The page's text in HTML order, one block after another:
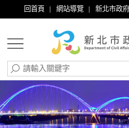
回首頁 | 網站導覽 | 新北市政府